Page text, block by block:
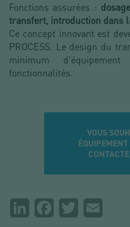
Fonctions assurées :
transfert, introduction dans
Ce concept innovant est
PROCESS. Le design du
minimum
fonctionnalités.
VOUS
PartagerLinkedInFacebookTwitter